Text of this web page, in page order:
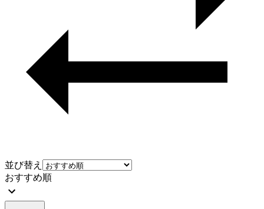
並び替え
おすすめ順